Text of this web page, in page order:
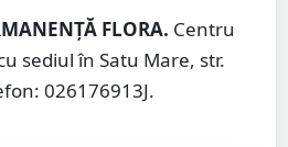
FLORA. Centru
sediul în Satu Mare, str.
026176913J.